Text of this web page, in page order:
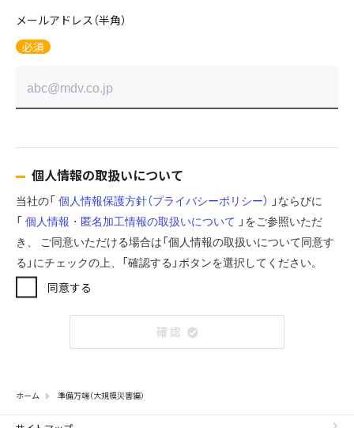
メールアドレス（半角）
必須
個人情報の取扱いについて
当社の「 個人情報保護方針（プライバシーポリシー） 」ならびに
「 個人情報・匿名加工情報の取扱いについて 」をご参照いただ
き、
ご同意いただける場合は「個人情報の取扱いについて同意す
る」にチェックの上、「確認する」ボタンを選択してください。
同意する
確 認
ホーム 準備万端（大規模災害編）